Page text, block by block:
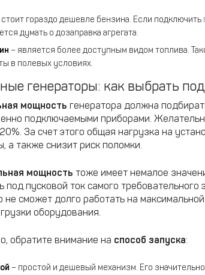
гораздо дешевле бензина. Если подключить
думать о дозаправка агрегата.
– является более доступным видом топлива.
в полевых условиях.
генераторы: как выбрать
мощность генератора должна
подключаемыми приборами.
За счет этого общая нагрузка на
а также снизит риск поломки.
мощность тоже имеет немалое
под пусковой ток самого
не сможет долго работать на
оборудования.
обратите внимание на способ запуска:
– простой и дешевый механизм. Его